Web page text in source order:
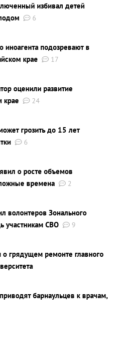
избивал детей
6
иноагента подозревают в
крае
17
оценили развитие
крае
24
грозить до 15 лет
6
о росте объемов
времена
2
волонтеров Зонального
участникам СВО
9
грядущем ремонте главного
барнаульцев к врачам,